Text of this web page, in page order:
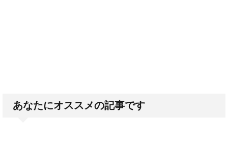
あなたにオススメの記事です